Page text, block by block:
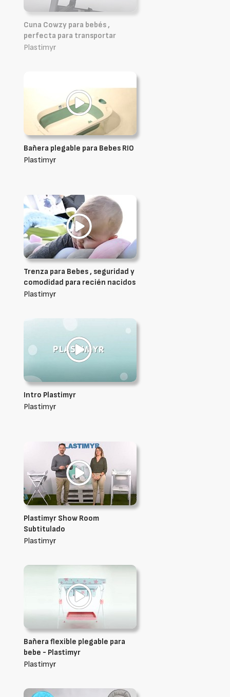
Cuna Cowzy para bebés ,
perfecta para transportar
Plastimyr
Bañera plegable para Bebes RIO
Plastimyr
Trenza para Bebes , seguridad y
comodidad para recién nacidos
Plastimyr
Intro Plastimyr
Plastimyr
Plastimyr Show Room
Subtitulado
Plastimyr
Bañera flexible plegable para
bebe - Plastimyr
Plastimyr